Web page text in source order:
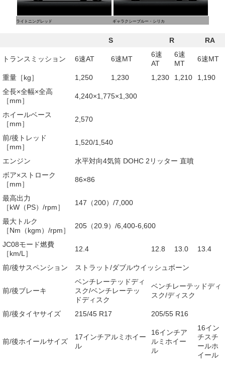
ライトニングレッド ギャラクシーブルー・シリカ
S R RA
トランスミッション 6速AT 6速MT
6速
AT
6速
MT
6速MT
重量［kg］ 1,250 1,230 1,230 1,210
1,190
全長×全幅×全高
［mm］
4,240×1,775×1,300
ホイールベース
［mm］
2,570
前/後トレッド
［mm］
1,520/1,540
エンジン
水平対向4気筒 DOHC 2リッター 直噴
ボア×ストローク
［mm］
86×86
最高出力
［kW（PS）/rpm］
147（200）/7,000
最大トルク
［Nm（kgm）/rpm］
205（20.9）/6,400-6,600
JC08モード燃費
［km/L］
12.4 12.8 13.0 13.4
前/後サスペンション ストラット/ダブルウイッシュボーン
前/後ブレーキ
ベンチレーテッドディ
スク/ベンチレーテッ
ドディスク
ベンチレーテッドディ
スク/ディスク
前/後タイヤサイズ 215/45 R17 205/55 R16
前/後ホイールサイズ
17インチアルミホイー
ル
16インチア
ルミホイー
ル
16イン
チスチ
ールホ
イール